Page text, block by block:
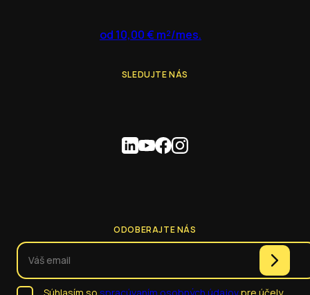
od 10,00 € m²/mes.
SLEDUJTE NÁS
ODOBERAJTE NÁS